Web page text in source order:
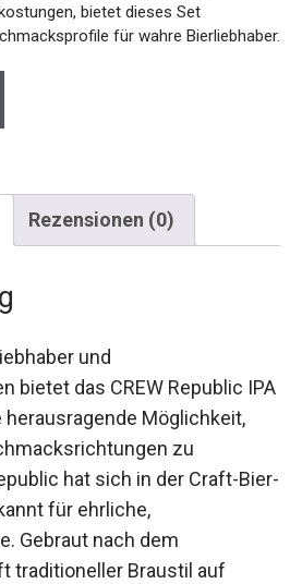
bietet dieses Set
für wahre Bierliebhaber.
Rezensionen (0)
und
bietet das CREW Republic IPA
Möglichkeit,
zu
hat sich in der Craft-Bier-
für ehrliche,
Gebraut nach dem
traditioneller Braustil auf